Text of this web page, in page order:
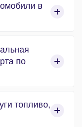
в
и
по
«часы работы +
– 4 часа, в
топливо,